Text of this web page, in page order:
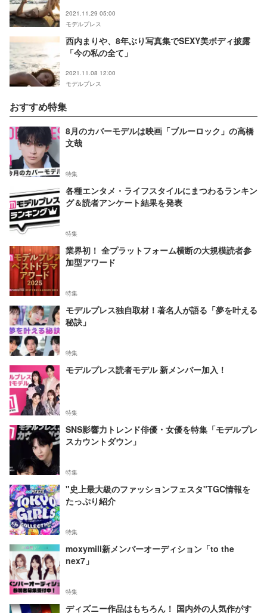
2021.11.29 05:00
モデルプレス
西内まりや、8年ぶり写真集でSEXY美ボディ披露
「今の私の全て」
2021.11.08 12:00
モデルプレス
おすすめ特集
8月のカバーモデルは映画「ブルーロック」の高橋
文哉
特集
各種エンタメ・ライフスタイルにまつわるランキン
グ＆読者アンケート結果を発表
特集
業界初！ 全プラットフォーム横断の大規模読者参
加型アワード
特集
モデルプレス独自取材！著名人が語る「夢を叶える
秘訣」
特集
モデルプレス読者モデル 新メンバー加入！
特集
SNS影響力トレンド俳優・女優を特集「モデルプレ
スカウントダウン」
特集
"史上最大級のファッションフェスタ"TGC情報を
たっぷり紹介
特集
moxymill新メンバーオーディション「to the
nex7」
特集
ディズニー作品はもちろん！ 国内外の人気作がす